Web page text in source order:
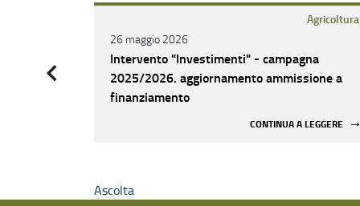
Agricoltura
26 maggio 2026
Intervento "Investimenti" - campagna
2025/2026. aggiornamento ammissione a
finanziamento
CONTINUA A LEGGERE
Ascolta